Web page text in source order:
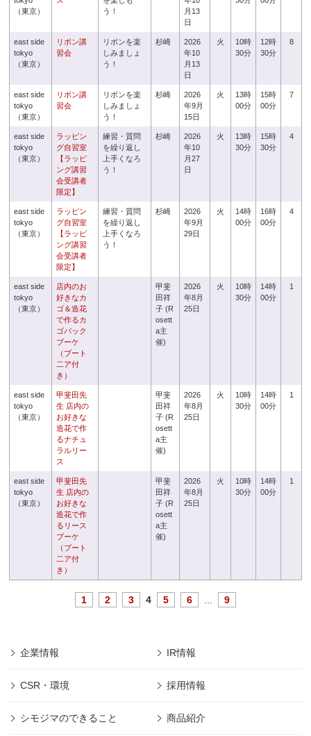
（東京）
う！
月13
日
east side
tokyo
（東京）
リボン講
習会
リボンを楽
しみましょ
う！
杉崎
2026
年10
月13
日
火
10時
30分
12時
30分
8
east side
tokyo
（東京）
リボン講
習会
リボンを楽
しみましょ
う！
杉崎
2026
年9月
15日
火
13時
00分
15時
00分
7
east side
tokyo
（東京）
ラッピン
グ自習室
【ラッピ
ング講習
会受講者
限定】
練習・質問
を繰り返し
上手くなろ
う！
杉崎
2026
年10
月27
日
火
13時
30分
15時
30分
4
east side
tokyo
（東京）
ラッピン
グ自習室
【ラッピ
ング講習
会受講者
限定】
練習・質問
を繰り返し
上手くなろ
う！
杉崎
2026
年9月
29日
火
14時
00分
16時
00分
4
east side
tokyo
（東京）
店内のお
好きなカ
ゴ＆造花
で作るカ
ゴバック
ブーケ
（ブート
二ア付
き）
甲斐
田祥
子 (R
osett
a主
催)
2026
年8月
25日
火
10時
30分
14時
00分
1
east side
tokyo
（東京）
甲斐田先
生 店内の
お好きな
造花で作
るナチュ
ラルリー
ス
甲斐
田祥
子 (R
osett
a主
催)
2026
年8月
25日
火
10時
30分
14時
00分
1
east side
tokyo
（東京）
甲斐田先
生 店内の
お好きな
造花で作
るリース
ブーケ
（ブート
二ア付
き）
甲斐
田祥
子 (R
osett
a主
催)
2026
年8月
25日
火
10時
30分
14時
00分
1
1 2 3 4 5 6 9
企業情報 IR情報
CSR・環境 採用情報
シモジマのできること 商品紹介